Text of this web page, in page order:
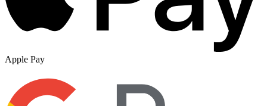
Apple Pay